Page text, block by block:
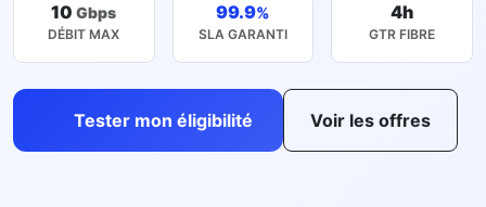
10Gbps
DÉBIT MAX
99.9%
SLA GARANTI
4h
GTR FIBRE
Tester mon éligibilité Voir les offres